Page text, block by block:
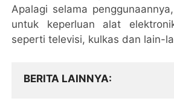
Apalagi selama
untuk keperluan alat
seperti televisi, kulkas dan lain-
BERITA LAINNYA